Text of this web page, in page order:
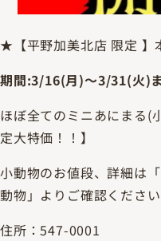
★【平野加美北店 限定
期間:3/16(月)～3/31(火)
ほぼ全てのミニあにまる(
定大特価！！】
小動物のお値段、詳細は
動物」よりご確認くださ
住所：547-0001